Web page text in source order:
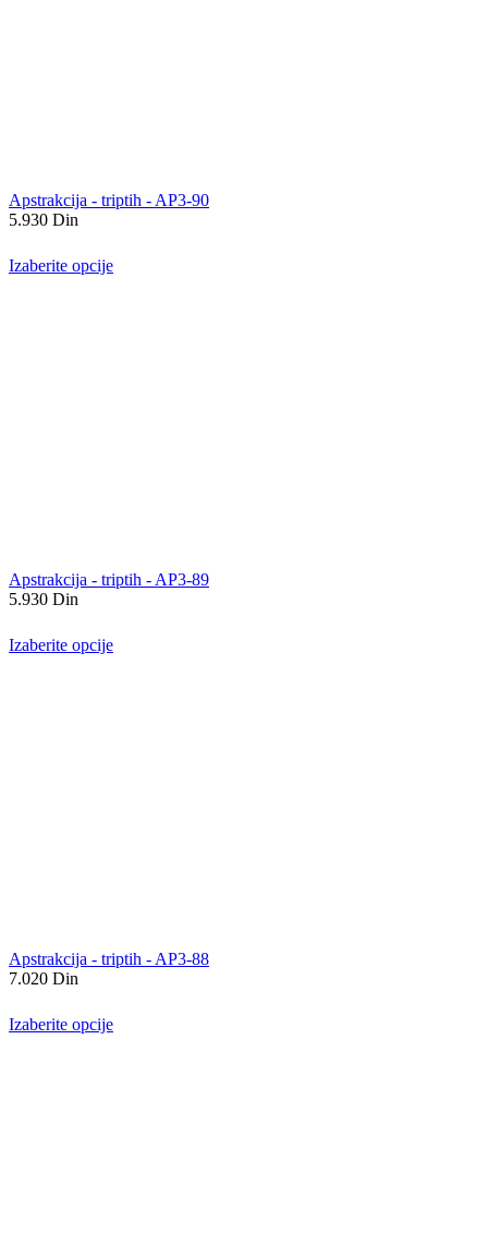
Apstrakcija - triptih - AP3-90
5.930 Din
Izaberite opcije
Apstrakcija - triptih - AP3-89
5.930 Din
Izaberite opcije
Apstrakcija - triptih - AP3-88
7.020 Din
Izaberite opcije